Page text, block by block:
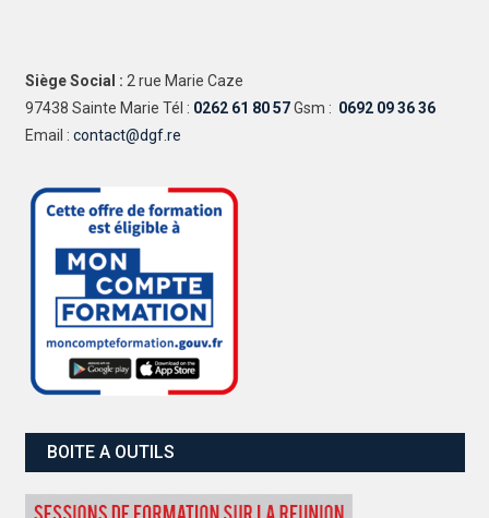
Siège Social : 2 rue Marie Caze
97438 Sainte Marie Tél : 0262 61 80 57Gsm : 0692 09 36 36
Email : contact@dgf.re
BOITE A OUTILS